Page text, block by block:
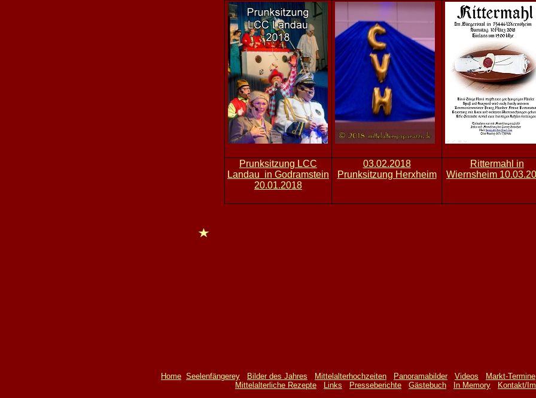
Home Seelenfängerey Bilder des Jahres Mittelalterhochzeiten Panoramabilder Videos
Markt-Termine
Mittelalterliche Rezepte
Links Presseberichte Gästebuch In Memory Kontakt/
Prunksitzung LCC
Landau in Godramstein
20.01.2018
03.02.2018
Prunksitzung Herxheim
Rittermahl in
Wiernsheim